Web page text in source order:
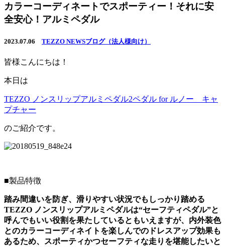
カラーコーディネートでスポーティー！それに安
全安心！アルミペダル
2023.07.06 TEZZO NEWSブログ（法人様向け）
皆様こんにちは！
本日は
TEZZO ノンスリップアルミペダル2ペダル for ルノー キャ
プチャー
のご紹介です。
■製品特徴
踏み間違いを防ぎ、滑りやすい状況でもしっかり踏める
TEZZO ノンスリップアルミペダルは“セーフティペダル”と
呼んでもいい役割を果たしているともいえますが、内外装色
とのカラーコーディネイトを楽しんでのドレスアップ効果も
あるため、スポーティかつセーフティな走りを堪能したいと